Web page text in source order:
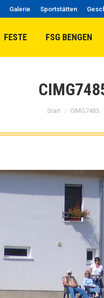
Galerie Sportstätten
FESTE FSG BENGEN
Sie befinden sich
Start CIMG7485